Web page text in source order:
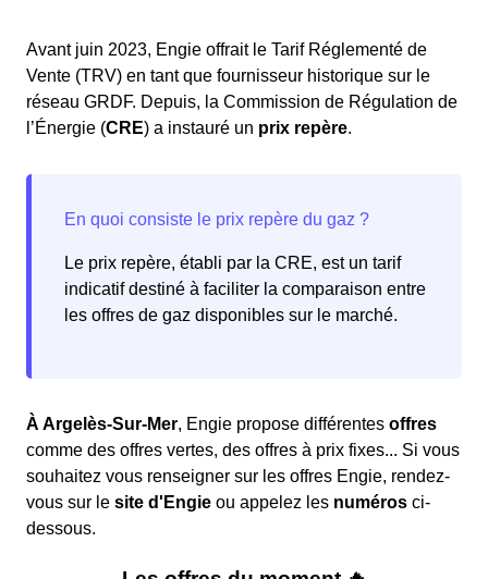
Avant juin 2023, Engie offrait le Tarif Réglementé de
Vente (TRV) en tant que fournisseur historique sur le
réseau GRDF. Depuis, la Commission de Régulation de
l’Énergie (CRE) a instauré un prix repère.
Le prix repère, établi par la CRE, est un tarif
indicatif destiné à faciliter la comparaison entre
les offres de gaz disponibles sur le marché.
À Argelès-Sur-Mer, Engie propose différentes offres
comme des offres vertes, des offres à prix fixes... Si vous
souhaitez vous renseigner sur les offres Engie, rendez-
vous sur le site d'Engie ou appelez les numéros ci-
dessous.